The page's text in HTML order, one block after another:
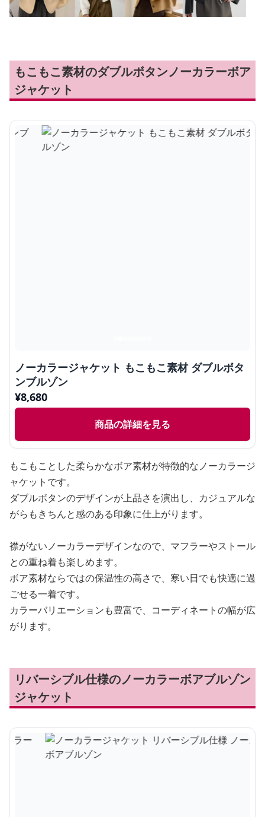
もこもこ素材のダブルボタンノーカラーボア
ジャケット
ノーカラージャケット もこもこ素材 ダブルボタ
ンブルゾン
¥8,680
商品の詳細を見る
もこもことした柔らかなボア素材が特徴的なノーカラージ
ャケットです。
ダブルボタンのデザインが上品さを演出し、カジュアルな
がらもきちんと感のある印象に仕上がります。
襟がないノーカラーデザインなので、マフラーやストール
との重ね着も楽しめます。
ボア素材ならではの保温性の高さで、寒い日でも快適に過
ごせる一着です。
カラーバリエーションも豊富で、コーディネートの幅が広
がります。
リバーシブル仕様のノーカラーボアブルゾン
ジャケット